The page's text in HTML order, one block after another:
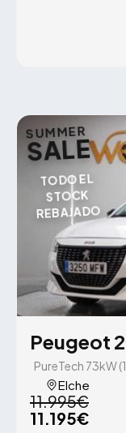
SUMMER
SALE
TODO EL
STOCK
REBAJADO
Peugeot
PureTech 73kW
Elche
11.995€
11.195€